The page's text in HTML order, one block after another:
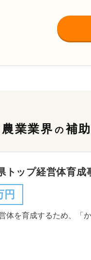
業業界 の 補
トップ経営体育
円